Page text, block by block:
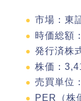
市場：東
時価総額
発行済株
株価：
売買単位
PER（株